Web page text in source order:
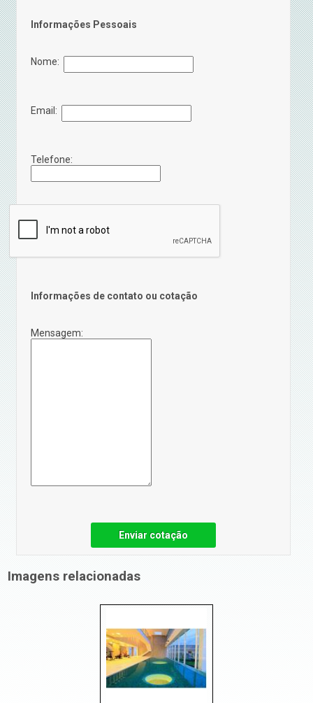
Informações Pessoais
Nome:
Email:
Telefone:
Informações de contato ou cotação
Mensagem:
Enviar cotação
Imagens relacionadas